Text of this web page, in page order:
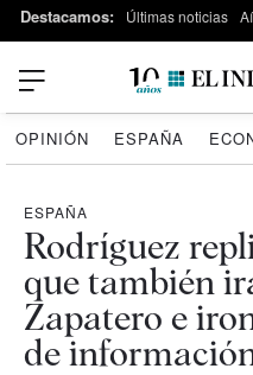
Destacamos: Últimas noticias
OPINIÓN ESPAÑA
ESPAÑA
Rodríguez
que también
Zapatero e
de